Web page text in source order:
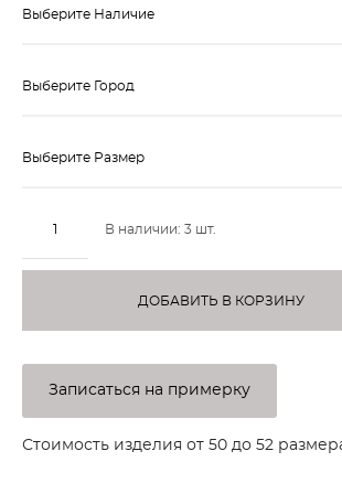
Выберите Наличие
Выберите Город
Выберите Размер
В наличии: 3 шт.
ДОБАВИТЬ В КОРЗИНУ
Записаться на примерку
Стоимость изделия от 50 до 52